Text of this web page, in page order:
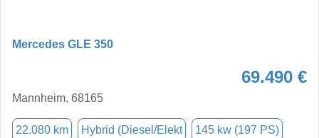
Mercedes GLE 350
69.490 €
Mannheim, 68165
22.080 km Hybrid (Diesel/Elekt 145 kw (197 PS)